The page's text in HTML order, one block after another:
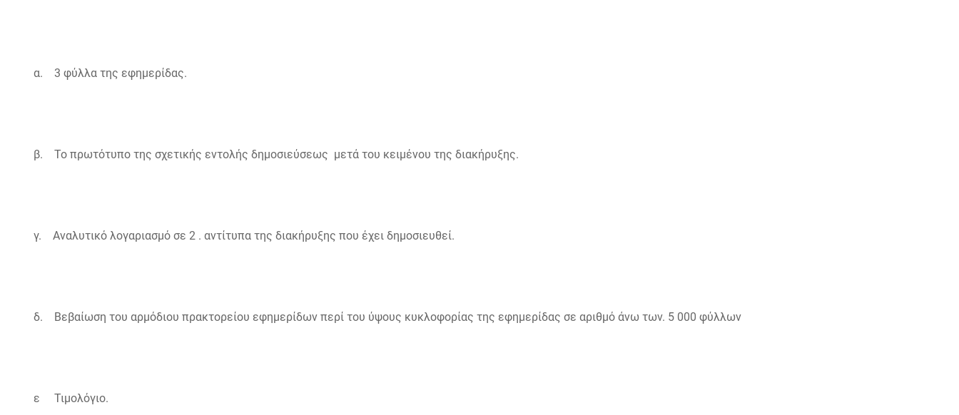
α. 3 φύλλα της εφημερίδας.
β. Το πρωτότυπο της σχετικής εντολής δημοσιεύσεως μετά του κειμένου της διακήρυξης.
γ. Αναλυτικό λογαριασμό σε 2 . αντίτυπα της διακήρυξης που έχει δημοσιευθεί.
δ. Βεβαίωση του αρμόδιου πρακτορείου εφημερίδων περί του ύψους κυκλοφορίας της εφημερίδας σε αριθμό άνω των. 5 000 φύλλων
ε Τιμολόγιο.